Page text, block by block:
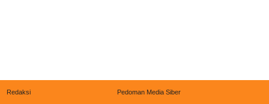
Redaksi Pedoman Media Siber